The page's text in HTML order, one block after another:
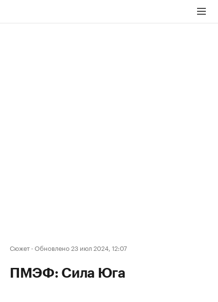
Сюжет · Обновлено 23 июл 2024, 12:07
ПМЭФ: Сила Юга